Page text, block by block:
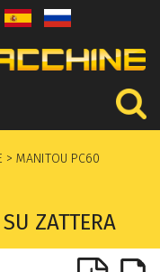
> MANITOU PC60
ZATTERA